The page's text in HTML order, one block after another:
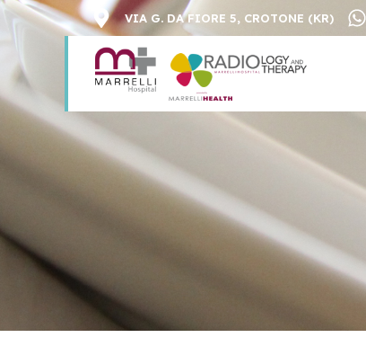
VIA G. DA FIORE 5, CROTONE (KR)